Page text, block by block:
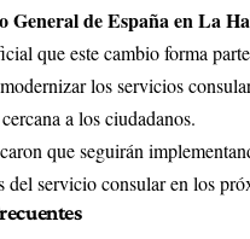
General de España en La
que este cambio forma
los servicios
a los ciudadanos.
que seguirán
del servicio consular en los